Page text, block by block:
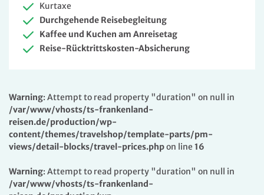
Kurtaxe
Durchgehende Reisebegleitung
Kaffee und Kuchen am Anreisetag
Reise-Rücktrittskosten-Absicherung
Warning: Attempt to read property "duration" on null in
/var/www/vhosts/ts-frankenland-
reisen.de/production/wp-
content/themes/travelshop/template-parts/pm-
views/detail-blocks/travel-prices.phpon line 16
Warning: Attempt to read property "duration" on null in
/var/www/vhosts/ts-frankenland-